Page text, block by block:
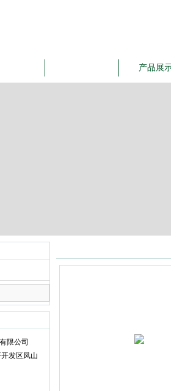
产品展
限公司
发区凤山